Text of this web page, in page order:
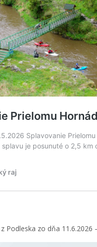
Podleska zo dňa 11.6.2026